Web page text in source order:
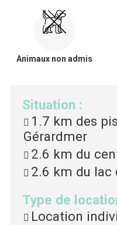
Animaux non admis
Situation :
1.7 km des
Gérardmer
2.6 km du
2.6 km du lac
Type de
Location